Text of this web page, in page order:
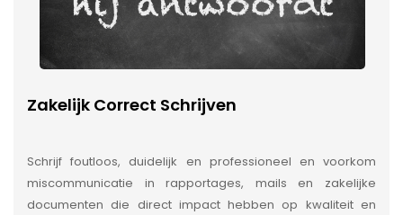
Zakelijk Correct Schrijven
Schrijf foutloos, duidelijk en professioneel en voorkom
miscommunicatie in rapportages, mails en zakelijke
documenten die direct impact hebben op kwaliteit en